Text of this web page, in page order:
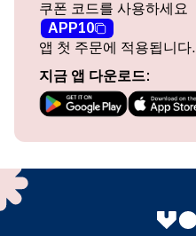
쿠폰 코드를 사용하세요
APP10
앱 첫 주문에 적용됩니다.
지금 앱 다운로드: